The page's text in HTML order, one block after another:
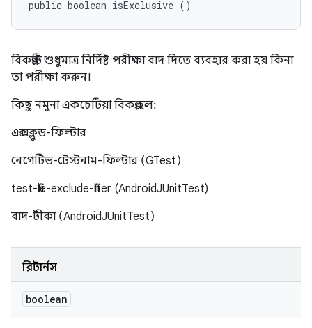
public boolean isExclusive ()
বিকল্পটি শুধুমাত্র নির্দিষ্ট পরীক্ষা বাদ দিতে ব্যবহার করা হয় কিনা
তা পরীক্ষা করুন।
কিছু নমুনা একচেটিয়া বিকল্প হল:
এক্সক্লুড-ফিল্টার
নেগেটিভ-টেস্টনাম-ফিল্টার (GTest)
test-file-exclude-filter (AndroidJUnitTest)
বাদ-টীকা (AndroidJUnitTest)
রিটার্নস
boolean